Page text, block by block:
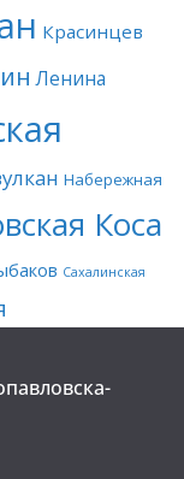
Красинцев
Ленина
Набережная
Коса
Сахалинская